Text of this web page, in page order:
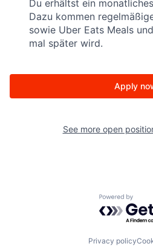
Du erhältst ein
Dazu kommen
sowie Uber Eats Meals
mal später wird.
Apply
See more open
Powered
Privacy policy